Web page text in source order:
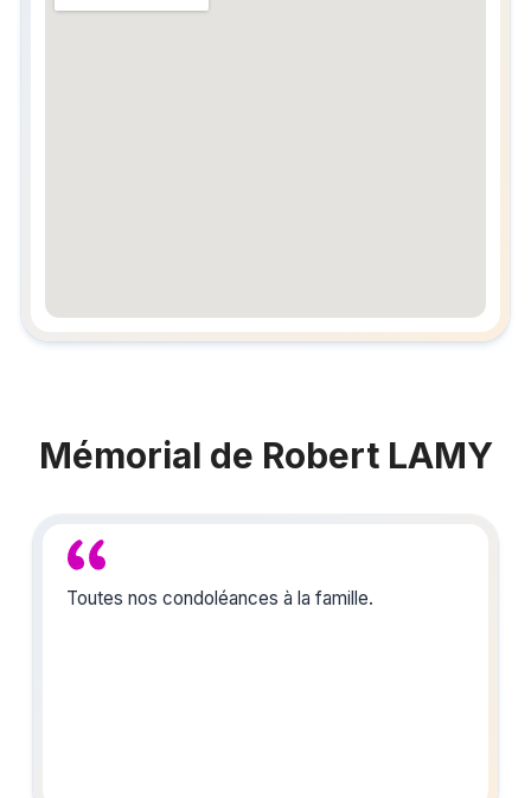
embedgooglemap.net
Mémorial de Robert LAMY
Toutes nos condoléances à la famille.